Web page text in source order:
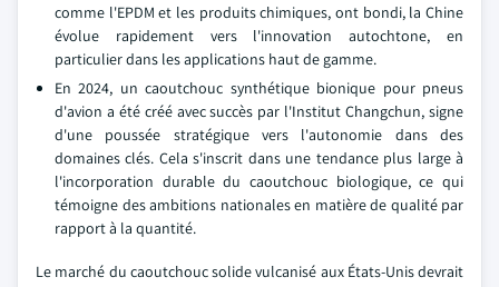
comme l'EPDM et les produits chimiques, ont bondi, la Chine
évolue rapidement vers l'innovation autochtone, en
particulier dans les applications haut de gamme.
En 2024, un caoutchouc synthétique bionique pour pneus
d'avion a été créé avec succès par l'Institut Changchun, signe
d'une poussée stratégique vers l'autonomie dans des
domaines clés. Cela s'inscrit dans une tendance plus large à
l'incorporation durable du caoutchouc biologique, ce qui
témoigne des ambitions nationales en matière de qualité par
rapport à la quantité.
Le marché du caoutchouc solide vulcanisé aux États-Unis devrait